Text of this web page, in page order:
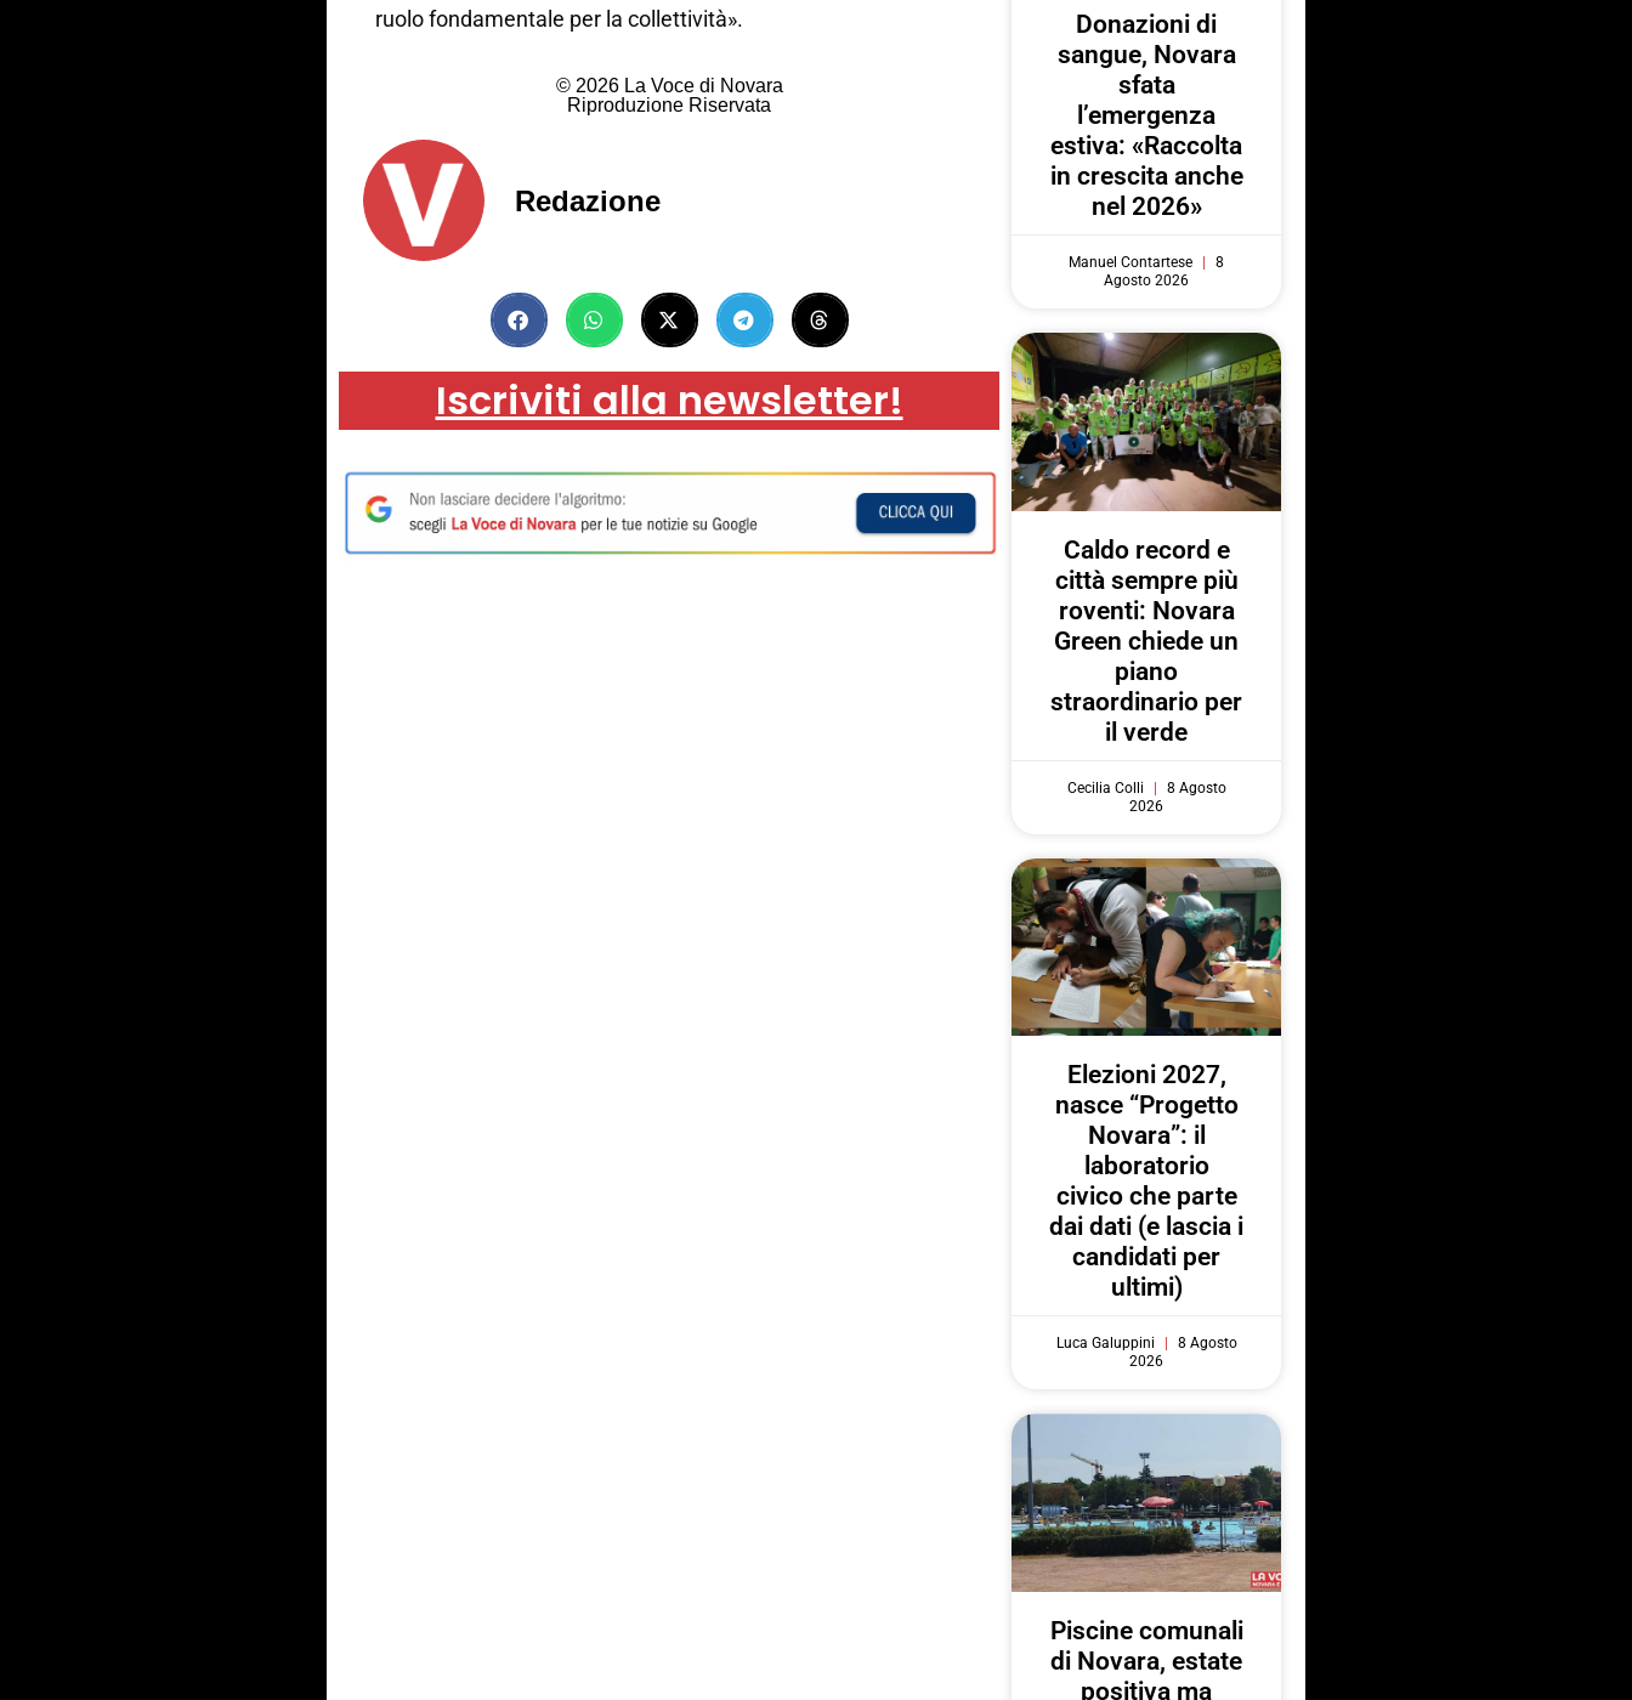
ruolo fondamentale per la collettività».
© 2026 La Voce di Novara
Riproduzione Riservata
Redazione
Iscriviti alla newsletter!
Donazioni di
sangue, Novara
sfata
l’emergenza
estiva: «Raccolta
in crescita anche
nel 2026»
Manuel Contartese
8
Agosto 2026
Caldo record e
città sempre più
roventi: Novara
Green chiede un
piano
straordinario per
il verde
Cecilia Colli
8 Agosto
2026
Elezioni 2027,
nasce “Progetto
Novara”: il
laboratorio
civico che parte
dai dati (e lascia i
candidati per
ultimi)
Luca Galuppini
8 Agosto
2026
Piscine comunali
di Novara, estate
positiva ma